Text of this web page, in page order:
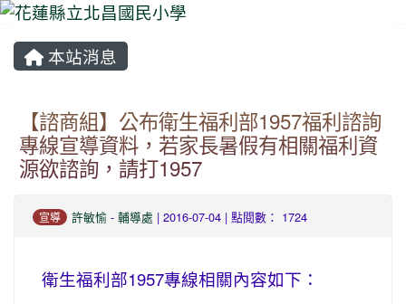
本站消息
【諮商組】公布衛生福利部1957福利諮詢
專線宣導資料，若家長暑假有相關福利資
源欲諮詢，請打1957
宣導 許敏愉 - 輔導處 | 2016-07-04 | 點閱數： 1724
衛生福利部1957專線相關內容如下：